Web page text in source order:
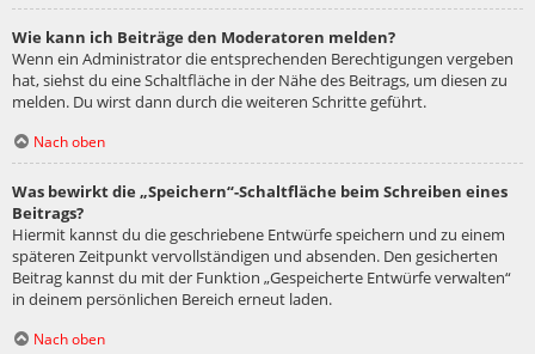
Wie kann ich Beiträge den Moderatoren melden?
Wenn ein Administrator die entsprechenden Berechtigungen vergeben
hat, siehst du eine Schaltfläche in der Nähe des Beitrags, um diesen zu
melden. Du wirst dann durch die weiteren Schritte geführt.
Nach oben
Was bewirkt die „Speichern“-Schaltfläche beim Schreiben eines
Beitrags?
Hiermit kannst du die geschriebene Entwürfe speichern und zu einem
späteren Zeitpunkt vervollständigen und absenden. Den gesicherten
Beitrag kannst du mit der Funktion „Gespeicherte Entwürfe verwalten“
in deinem persönlichen Bereich erneut laden.
Nach oben